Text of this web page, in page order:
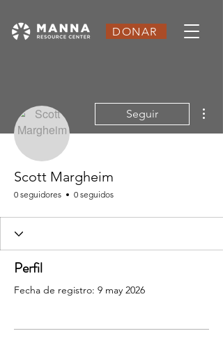
DONAR
Seguir
Scott Margheim
0 seguidores 0 seguidos
Perfil
Fecha de registro: 9 may 2026